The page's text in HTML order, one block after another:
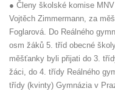
● Členy školské komise
Vojtěch Zimmermann, za
Foglarová. Do Reálného
osm žáků 5. tříd obecné
měšťanky byli přijati do 3.
žáci, do 4. třídy Reálného
třídy (kvinty) Gymnázia v